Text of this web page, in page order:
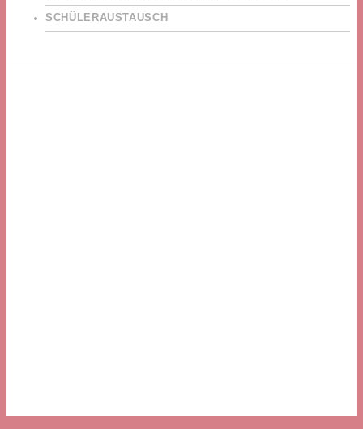
SCHÜLERAUSTAUSCH